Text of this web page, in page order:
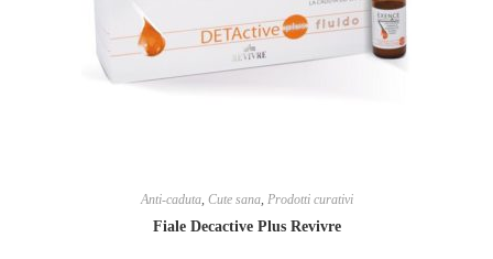
Anti-caduta, Cute sana, Prodotti curativi
Fiale Decactive Plus Revivre